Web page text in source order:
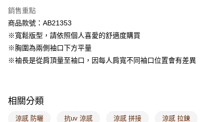
付款後7-11取貨
每筆NT$60，滿NT$1,000(含以上)免運費
宅配
每筆NT$120，滿NT$1,000(含以上)免運費
銷售重點
商品款號：AB21353
※寬鬆版型，請依照個人喜愛的舒適度購買
※胸圍為兩側袖口下方平量
※袖長是從肩頂量至袖口，因每人肩寬不同袖口位置會有差異
相關分類
涼感 防曬 抗uv 涼感 涼感 拼接 涼感 拉鍊